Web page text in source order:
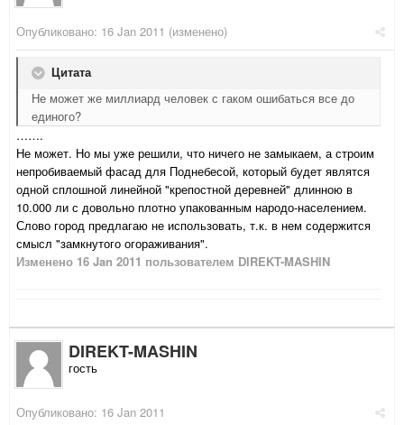
Опубликовано: 16 Jan 2011 (изменено)
Цитата
Не может же миллиард человек с гаком ошибаться все до
единого?
…….
Не может. Но мы уже решили, что ничего не замыкаем, а строим
непробиваемый фасад для Поднебесой, который будет являтся
одной сплошной линейной "крепостной деревней" длинною в
10.000 ли с довольно плотно упакованным народо-населением.
Слово город предлагаю не использовать, т.к. в нем содержится
смысл "замкнутого огораживания".
Изменено 16 Jan 2011 пользователем DIREKT-MASHIN
DIREKT-MASHIN
гость
Опубликовано: 16 Jan 2011